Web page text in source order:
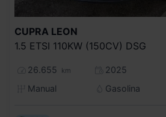
CUPRA LEON
1.5 ETSI 110KW (150CV) DSG
26.655 km
2025
Manual
Gasolina